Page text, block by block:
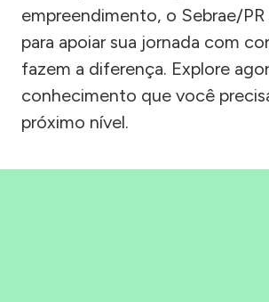
empreendimento, o Sebrae/PR
para apoiar sua jornada com
fazem a diferença. Explore
conhecimento que você
próximo nível.